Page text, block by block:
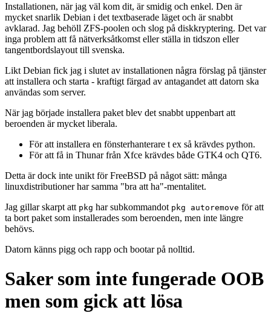
Installationen, när jag väl kom dit, är smidig och enkel. Den är
mycket snarlik Debian i det textbaserade läget och är snabbt
avklarad. Jag behöll ZFS-poolen och slog på diskkryptering. Det var
inga problem att få nätverksåtkomst eller ställa in tidszon eller
tangentbordslayout till svenska.
Likt Debian fick jag i slutet av installationen några förslag på tjänster
att installera och starta - kraftigt färgad av antagandet att datorn ska
användas som server.
När jag började installera paket blev det snabbt uppenbart att
beroenden är mycket liberala.
För att installera en fönsterhanterare t ex så krävdes python.
För att få in Thunar från Xfce krävdes både GTK4 och QT6.
Detta är dock inte unikt för FreeBSD på något sätt: många
linuxdistributioner har samma "bra att ha"-mentalitet.
Jag gillar skarpt att pkg har subkommandot pkg autoremove för att
ta bort paket som installerades som beroenden, men inte längre
behövs.
Datorn känns pigg och rapp och bootar på nolltid.
Saker som inte fungerade OOB
men som gick att lösa